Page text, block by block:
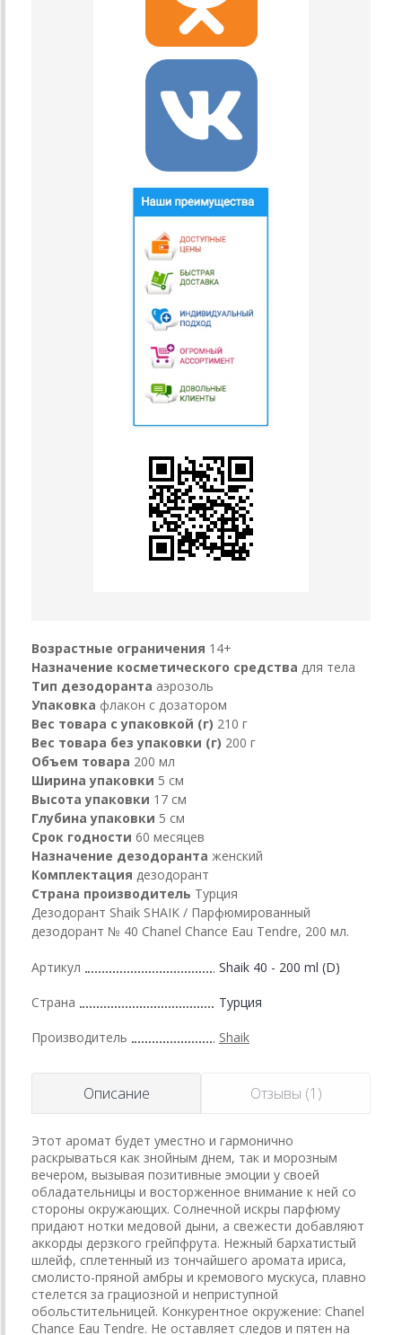
Возрастные ограничения 14+
Назначение косметического средства для тела
Тип дезодоранта аэрозоль
Упаковка флакон с дозатором
Вес товара с упаковкой (г) 210 г
Вес товара без упаковки (г) 200 г
Объем товара 200 мл
Ширина упаковки 5 см
Высота упаковки 17 см
Глубина упаковки 5 см
Срок годности 60 месяцев
Назначение дезодоранта женский
Комплектация дезодорант
Страна производитель Турция
Дезодорант Shaik SHAIK / Парфюмированный
дезодорант № 40 Chanel Chance Еаu Tendre, 200 мл.
Артикул Shaik 40 - 200 ml (D)
Страна Турция
Производитель Shaik
Описание Отзывы (1)
Этот аромат будет уместно и гармонично
раскрываться как знойным днем, так и морозным
вечером, вызывая позитивные эмоции у своей
обладательницы и восторженное внимание к ней со
стороны окружающих. Солнечной искры парфюму
придают нотки медовой дыни, а свежести добавляют
аккорды дерзкого грейпфрута. Нежный бархатистый
шлейф, сплетенный из тончайшего аромата ириса,
смолисто-пряной амбры и кремового мускуса, плавно
стелется за грациозной и неприступной
обольстительницей. Конкурентное окружение: Chanel
Chance Еаu Tendre. Не оставляет следов и пятен на